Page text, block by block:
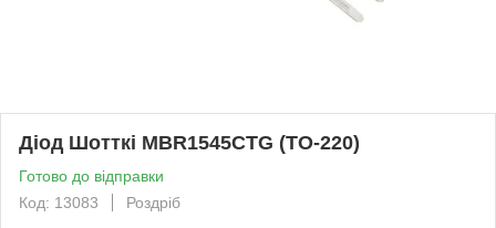
Діод Шотткі MBR1545CTG (TO-220)
Готово до відправки
Код: 13083
Роздріб